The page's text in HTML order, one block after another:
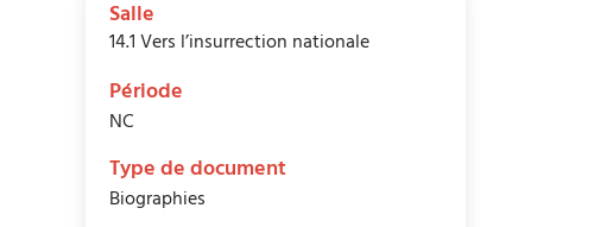
Salle
14.1 Vers l’insurrection nationale
Période
NC
Type de document
Biographies